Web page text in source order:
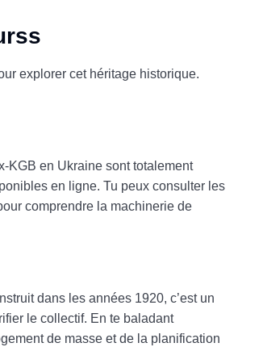
explorer cet héritage historique.
KGB en Ukraine sont totalement
en ligne. Tu peux consulter les
comprendre la machinerie de
dans les années 1920, c’est un
le collectif. En te baladant
de masse et de la planification